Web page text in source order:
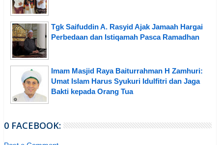
Tgk Saifuddin A. Rasyid Ajak Jamaah Hargai
Perbedaan dan Istiqamah Pasca Ramadhan
Imam Masjid Raya Baiturrahman H Zamhuri:
Umat Islam Harus Syukuri Idulfitri dan Jaga
Bakti kepada Orang Tua
0 FACEBOOK: